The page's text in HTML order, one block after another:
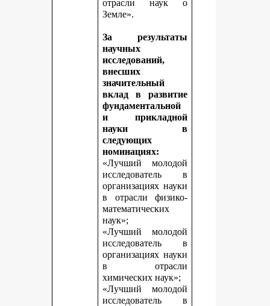
отрасли наук о
Земле».
За результаты
научных
исследований,
внесших
значительный
вклад в развитие
фундаментальной
и прикладной
науки в
следующих
номинациях:
«Лучший молодой
исследователь в
организациях науки
в отрасли физико-
математических
наук»;
«Лучший молодой
исследователь в
организациях науки
в отрасли
химических наук»;
«Лучший молодой
исследователь в